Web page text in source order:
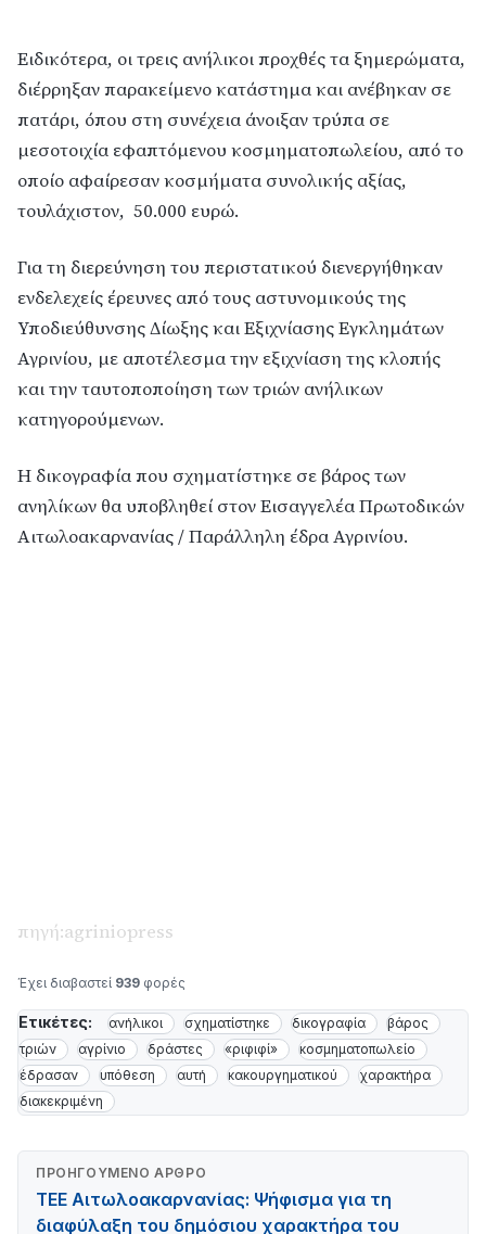
Ειδικότερα, οι τρεις ανήλικοι προχθές τα ξημερώματα,
διέρρηξαν παρακείμενο κατάστημα και ανέβηκαν σε
πατάρι, όπου στη συνέχεια άνοιξαν τρύπα σε
μεσοτοιχία εφαπτόμενου κοσμηματοπωλείου, από το
οποίο αφαίρεσαν κοσμήματα συνολικής αξίας,
τουλάχιστον, 50.000 ευρώ.
Για τη διερεύνηση του περιστατικού διενεργήθηκαν
ενδελεχείς έρευνες από τους αστυνομικούς της
Υποδιεύθυνσης Δίωξης και Εξιχνίασης Εγκλημάτων
Αγρινίου, με αποτέλεσμα την εξιχνίαση της κλοπής
και την ταυτοποποίηση των τριών ανήλικων
κατηγορούμενων.
Η δικογραφία που σχηματίστηκε σε βάρος των
ανηλίκων θα υποβληθεί στον Εισαγγελέα Πρωτοδικών
Αιτωλοακαρνανίας / Παράλληλη έδρα Αγρινίου.
πηγή:agriniopress
Έχει διαβαστεί 939 φορές
Ετικέτες: ανήλικοι σχηματίστηκε δικογραφία
βάρος
τριών
αγρίνιο δράστες «ριφιφί»
κοσμηματοπωλείο
έδρασαν
υπόθεση αυτή κακουργηματικού
χαρακτήρα
διακεκριμένη
ΠΡΟΗΓΟΎΜΕΝΟ ΆΡΘΡΟ
ΤΕΕ Αιτωλοακαρνανίας: Ψήφισμα για τη
διαφύλαξη του δημόσιου χαρακτήρα του